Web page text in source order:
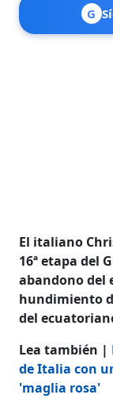
G
El italiano
16ª etapa del
abandono del
hundimiento
del
Lea también |
de Italia con
'maglia rosa'